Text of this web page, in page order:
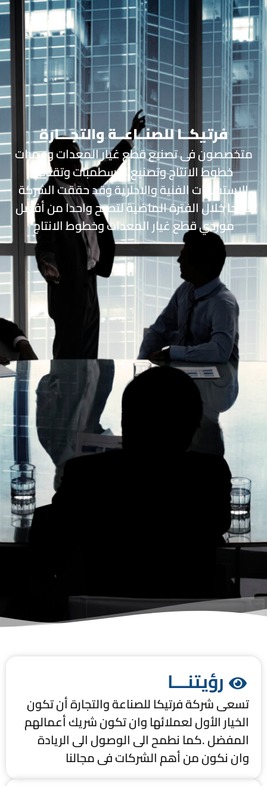
فرتيكــا للصنــاعــة والتجـــارة
متخصصون فى تصنيع قطع غيار المعدات وعمرات
خطوط الانتاج وتصنيع الاسطمبات وتقديم
الاستشارات الفنية والادارية وقد حققت الشركة
نجاحا خلال الفترة الماضية لتصبح واحدا من أفضل
موردي قطع غيار المعدات وخطوط الانتاج
رؤيتنـــا
تسعى شركة فرتيكا للصناعة والتجارة أن تكون
الخيار الأول لعملائها وان تكون شريك أعمالهم
المفضل .كما نطمح الى الوصول الى الريادة
وان نكون من أهم الشركات فى مجالنا